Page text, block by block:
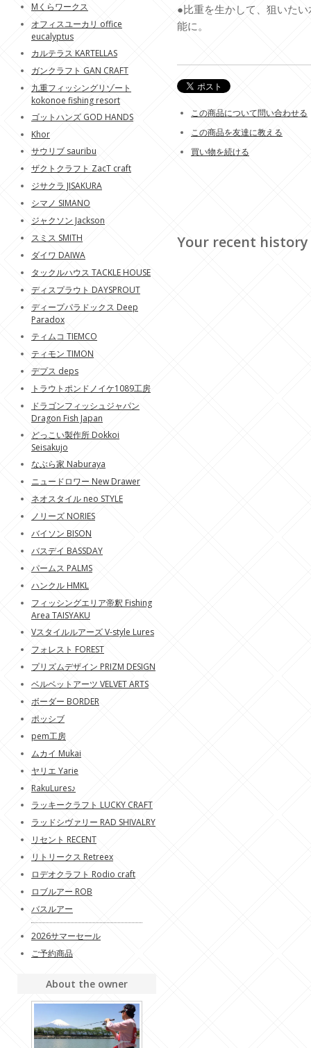
●比重を生かして、狙いた
能に。
この商品について問い合わせる
この商品を友達に教える
買い物を続ける
Your recent history
Mくらワークス
オフィスユーカリ office
eucalyptus
カルテラス KARTELLAS
ガンクラフト GAN CRAFT
九重フィッシングリゾート
kokonoe fishing resort
ゴットハンズ GOD HANDS
Khor
サウリブ sauribu
ザクトクラフト ZacT craft
ジサクラ JISAKURA
シマノ SIMANO
ジャクソン Jackson
スミス SMITH
ダイワ DAIWA
タックルハウス TACKLE HOUSE
ディスプラウト DAYSPROUT
ディープパラドックス Deep
Paradox
ティムコ TIEMCO
ティモン TIMON
デプス deps
トラウトポンドノイケ1089工房
ドラゴンフィッシュジャパン
Dragon Fish Japan
どっこい製作所 Dokkoi
Seisakujo
なぶら家 Naburaya
ニュードロワー New Drawer
ネオスタイル neo STYLE
ノリーズ NORIES
バイソン BISON
バスデイ BASSDAY
パームス PALMS
ハンクル HMKL
フィッシングエリア帝釈 Fishing
Area TAISYAKU
Vスタイルルアーズ V-style Lures
フォレスト FOREST
プリズムデザイン PRIZM DESIGN
ベルベットアーツ VELVET ARTS
ボーダー BORDER
ポッシブ
pem工房
ムカイ Mukai
ヤリエ Yarie
RakuLures♪
ラッキークラフト LUCKY CRAFT
ラッドシヴァリー RAD SHIVALRY
リセント RECENT
リトリークス Retreex
ロデオクラフト Rodio craft
ロブルアー ROB
バスルアー
2026サマーセール
ご予約商品
About the owner